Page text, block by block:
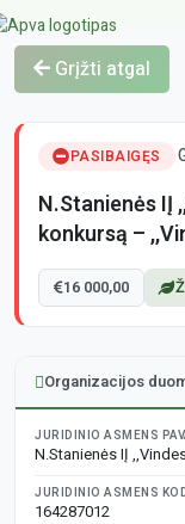
Grįžti atgal
PASIBAIGĘS
N.Stanienės IĮ
konkursą –
16 000,00
Organizacijos
JURIDINIO ASMENS
N.Stanienės IĮ
JURIDINIO ASMENS
164287012